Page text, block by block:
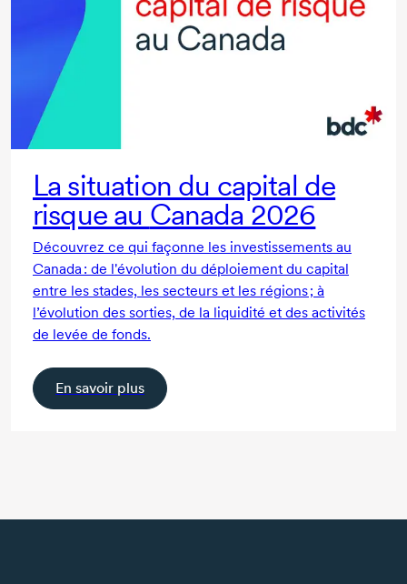
La situation du capital de
risque au Canada 2026
Découvrez ce qui façonne les investissements au
Canada : de l'évolution du déploiement du capital
entre les stades, les secteurs et les régions ; à
l’évolution des sorties, de la liquidité et des activités
de levée de fonds.
En savoir plus